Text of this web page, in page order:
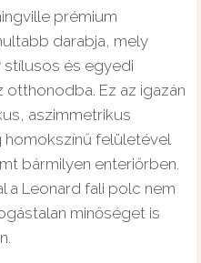
prémium
darabja, mely
és egyedi
Ez az igazán
aszimmetrikus
felületével
bármilyen enteriőrben.
a Leonard fali polc nem
minőséget is